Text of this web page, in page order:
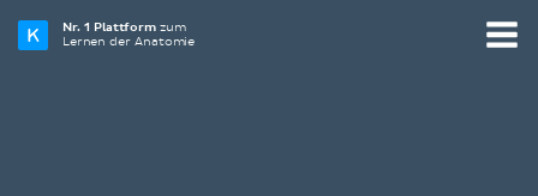
Nr. 1 Plattformzum
Lernen der Anatomie